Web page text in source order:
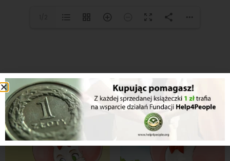
Inne z serii...